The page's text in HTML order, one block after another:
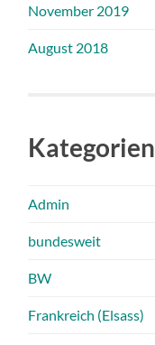
November 2019
August 2018
Kategorien
Admin
bundesweit
BW
Frankreich (Elsass)